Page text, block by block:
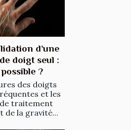
d’une
doigt seul :
?
des doigts
et les
traitement
de la gravité...